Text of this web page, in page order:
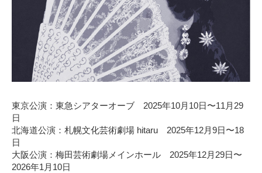
東京公演：東急シアターオーブ 2025年10月10日〜11月29
日
北海道公演：札幌文化芸術劇場 hitaru 2025年12月9日〜18
日
大阪公演：梅田芸術劇場メインホール 2025年12月29日〜
2026年1月10日